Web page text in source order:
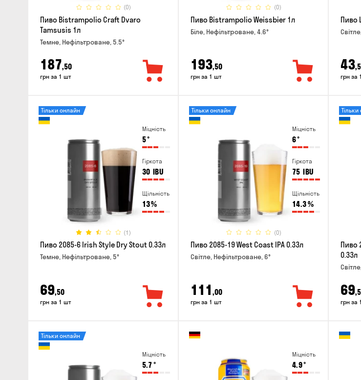
(0)
Пиво Bistrampolio Craft Dvaro
Tamsusis 1л
Темне, Нефільтроване, 5.5°
187,50
грн за 1 шт
(0)
Пиво Bistrampolio Weissbier 1л
Біле, Нефільтроване, 4.6°
193,50
грн за 1 шт
Пиво
43
грн за
Міцність
5°
Гіркота
30 IBU
Щільність
13%
(1)
Тільки онлайн
Пиво 2085-6 Irish Style Dry Stout 0.33л
Темне, Нефільтроване, 5°
69,50
грн за 1 шт
Міцність
6°
Гіркота
75 IBU
Щільність
14.3%
(0)
Тільки онлайн
Пиво 2085-19 West Coast IPA 0.33л
Світле, Нефільтроване, 6°
111 ,00
грн за 1 шт
Пиво
0.33л
69
грн за
Міцність
5.7°
Тільки онлайн
Міцність
4.9°